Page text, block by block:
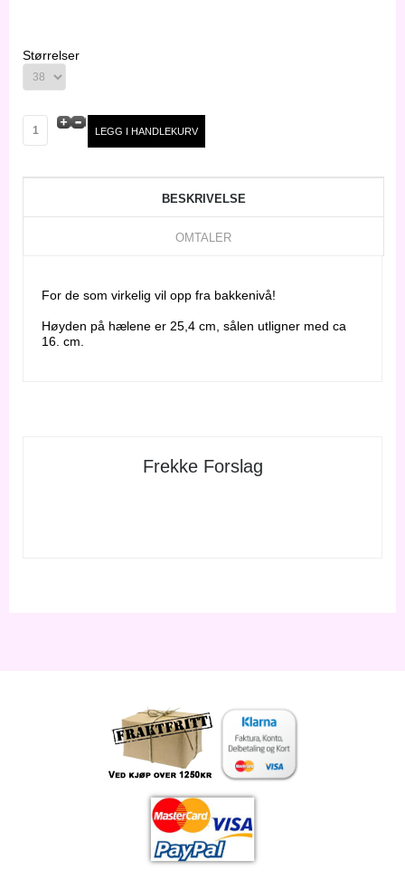
Størrelser
BESKRIVELSE
OMTALER
For de som virkelig vil opp fra bakkenivå!
Høyden på hælene er 25,4 cm, sålen utligner med ca
16. cm.
Frekke Forslag